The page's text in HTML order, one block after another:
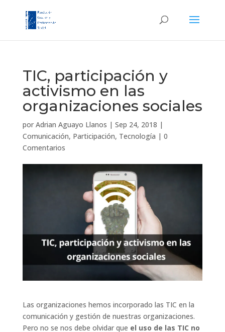
TIC, participación y
activismo en las
organizaciones sociales
por Adrian Aguayo Llanos | Sep 24, 2018 |
Comunicación, Participación, Tecnología | 0
Comentarios
Las organizaciones hemos incorporado las TIC en la
comunicación y gestión de nuestras organizaciones.
Pero no se nos debe olvidar que el uso de las TIC no